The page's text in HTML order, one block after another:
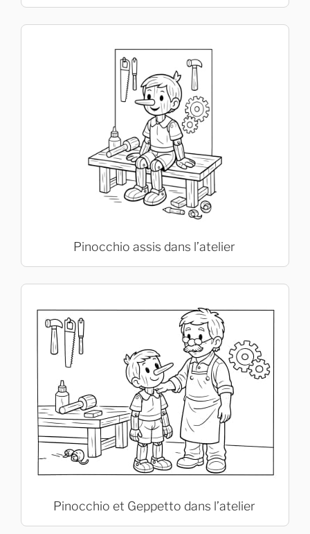
Pinocchio assis dans l’atelier
Pinocchio et Geppetto dans l’atelier